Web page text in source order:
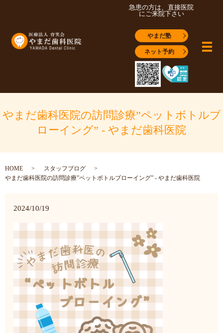
急患の方は、直接医院
にご来院下さい
やまだ塾
ネット予約 メ
やまだ歯科医院の訪問診療”ペットボトルブ
ローイング” - やまだ歯科医院
HOME
スタッフブログ
やまだ歯科医院の訪問診療”ペットボトルブローイング” - やまだ歯科医院
2024/10/19